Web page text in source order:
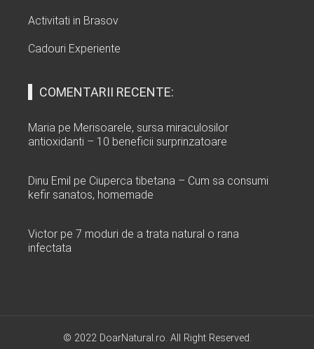
Activitati in Brasov
Cadouri Experiente
COMENTARII RECENTE:
Maria pe Merisoarele, sursa miraculosilor
antioxidanti – 10 beneficii surprinzatoare
Dinu Emil pe Ciuperca tibetana – Cum sa consumi
kefir sanatos, homemade
Victor pe 7 moduri de a trata natural o rana
infectata
© 2022 DoarNatural.ro. All Right Reserved.